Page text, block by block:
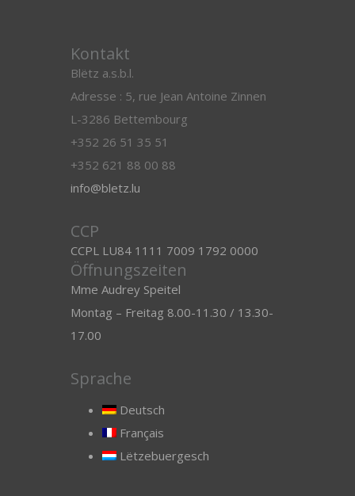
Kontakt
Blëtz a.s.b.l.
Adresse : 5, rue Jean Antoine Zinnen
L-3286 Bettembourg
+352 26 51 35 51
+352 621 88 00 88
info@bletz.lu
CCP
CCPL LU84 1111 7009 1792 0000
Öffnungszeiten
Mme Audrey Speitel
Montag – Freitag 8.00-11.30 / 13.30-
17.00
Sprache
Deutsch
Français
Lëtzebuergesch